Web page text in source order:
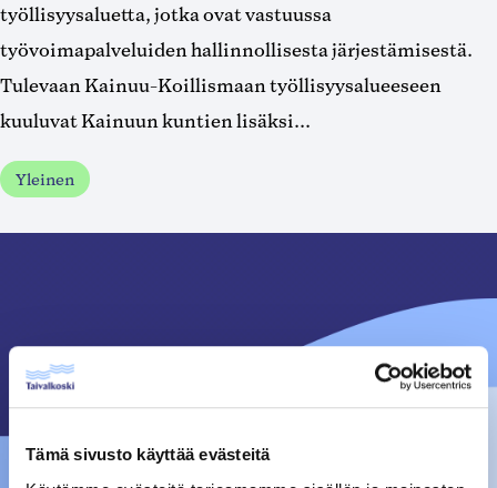
Tämä sivusto käyttää evästeitä
työllisyysaluetta, jotka ovat vastuussa
työvoimapalveluiden hallinnollisesta järjestämisestä.
Tulevaan Kainuu-Koillismaan työllisyysalueeseen
kuuluvat Kainuun kuntien lisäksi...
Yleinen